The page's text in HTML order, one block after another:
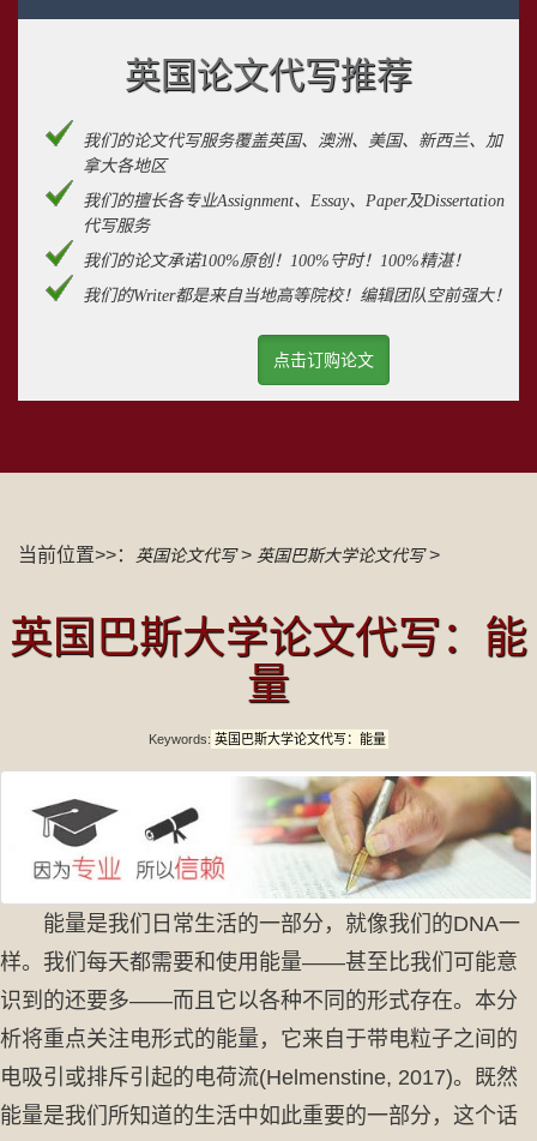
英国论文代写推荐
我们的论文代写服务覆盖英国、澳洲、美国、新西兰、加
拿大各地区
我们的擅长各专业Assignment、Essay、Paper及Dissertation
代写服务
我们的论文承诺100%原创！100%守时！100%精湛！
我们的Writer都是来自当地高等院校！编辑团队空前强大！
点击订购论文
当前位置>>： 英国论文代写> 英国巴斯大学论文代写>
英国巴斯大学论文代写：能
量
Keywords: 英国巴斯大学论文代写：能量
能量是我们日常生活的一部分，就像我们的DNA一
样。我们每天都需要和使用能量——甚至比我们可能意
识到的还要多——而且它以各种不同的形式存在。本分
析将重点关注电形式的能量，它来自于带电粒子之间的
电吸引或排斥引起的电荷流(Helmenstine, 2017)。既然
能量是我们所知道的生活中如此重要的一部分，这个话